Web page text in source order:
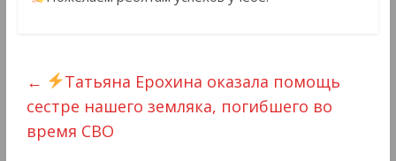
←
Татьяна Ерохина оказала помощь
сестре нашего земляка, погибшего во
время СВО